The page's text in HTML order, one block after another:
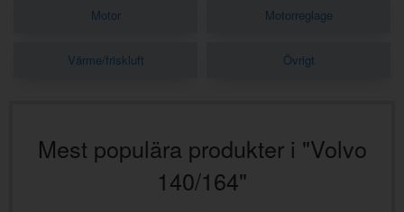
Motor Motorreglage
Värme/friskluft Övrigt
Mest populära produkter i "Volvo
140/164"